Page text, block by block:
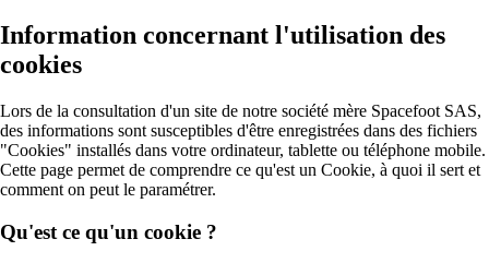
Information concernant l'utilisation des
cookies
Lors de la consultation d'un site de notre société mère Spacefoot SAS,
des informations sont susceptibles d'être enregistrées dans des fichiers
"Cookies" installés dans votre ordinateur, tablette ou téléphone mobile.
Cette page permet de comprendre ce qu'est un Cookie, à quoi il sert et
comment on peut le paramétrer.
Qu'est ce qu'un cookie ?